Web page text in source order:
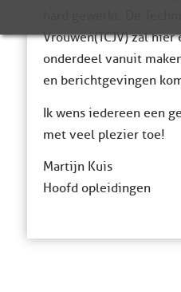
Vrouwen(TCJV) zal
onderdeel vanuit
en berichtgevingen
Ik wens iedereen een
met veel plezier toe!
Martijn Kuis
Hoofd opleidingen